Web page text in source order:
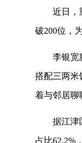
近日，
破200位，
李银宽
搭配三两米
着与邻居聊
据江津
占比62.2%